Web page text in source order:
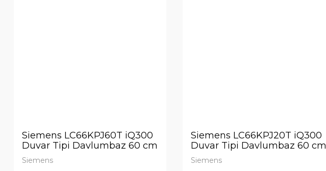
Siemens LC66KPJ60T iQ300
Duvar Tipi Davlumbaz 60 cm
Siyah Cam
Siemens
Siemens LC66KPJ20T iQ300
Duvar Tipi Davlumbaz 60 cm
Beyaz Cam Yüzey
Siemens